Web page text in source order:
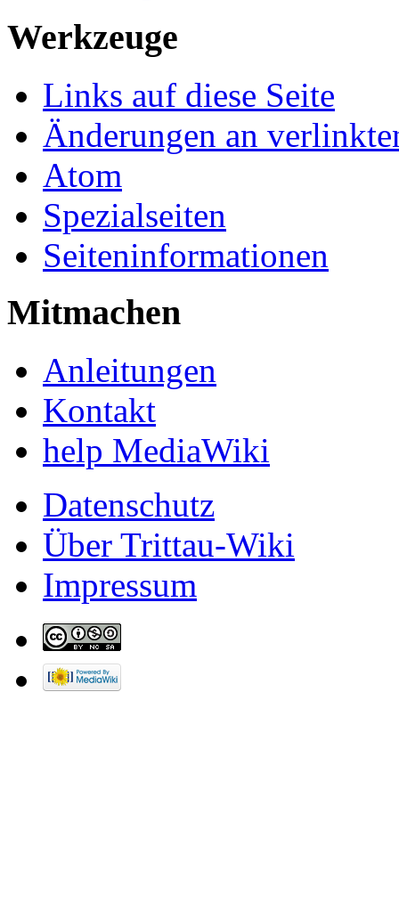
Werkzeuge
Links auf diese Seite
Änderungen an
Atom
Spezialseiten
Seiteninformationen
Mitmachen
Anleitungen
Kontakt
help MediaWiki
Datenschutz
Über Trittau-Wiki
Impressum